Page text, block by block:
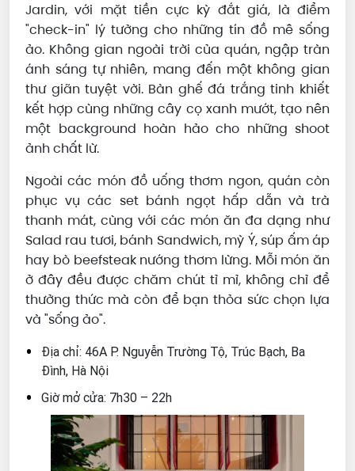
Jardin, với mặt tiền cực kỳ đắt giá, là điểm
"check-in" lý tưởng cho những tín đồ mê sống
ảo. Không gian ngoài trời của quán, ngập tràn
ánh sáng tự nhiên, mang đến một không gian
thư giãn tuyệt vời. Bàn ghế đá trắng tinh khiết
kết hợp cùng những cây cọ xanh mướt, tạo nên
một background hoàn hảo cho những shoot
ảnh chất lừ.
Ngoài các món đồ uống thơm ngon, quán còn
phục vụ các set bánh ngọt hấp dẫn và trà
thanh mát, cùng với các món ăn đa dạng như
Salad rau tươi, bánh Sandwich, mỳ Ý, súp ấm áp
hay bò beefsteak nướng thơm lừng. Mỗi món ăn
ở đây đều được chăm chút tỉ mỉ, không chỉ để
thưởng thức mà còn để bạn thỏa sức chọn lựa
và "sống ảo".
Địa chỉ: 46A P. Nguyễn Trường Tộ, Trúc Bạch, Ba
Đình, Hà Nội
Giờ mở cửa: 7h30 – 22h